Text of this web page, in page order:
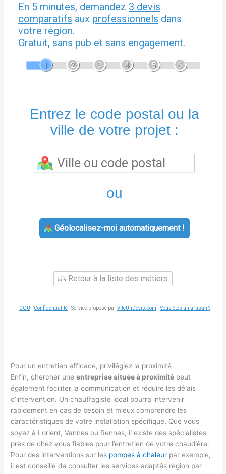
En 5 minutes, demandez 3 devis
comparatifs aux professionnels dans
votre région.
Gratuit, sans pub et sans engagement.
1 2 3 4 5 6
Entrez le code postal ou la
ville de votre projet :
ou
Géolocalisez-moi automatiquement !
Retour à la liste des métiers
CGU - Confidentialité- Service proposé parViteUnDevis.com -Vous êtes un artisan ?
Pour un entretien efficace, privilégiez la proximité
Enfin, chercher uneentreprise située à proximité peut
également faciliter la communication et réduire les délais
d’intervention. Un chauffagiste local pourra intervenir
rapidement en cas de besoin et mieux comprendre les
caractéristiques de votre installation spécifique. Que vous
soyez à Lorient, Vannes ou Rennes, il existe des spécialistes
près de chez vous fiables pour l’entretien de votre chaudière.
Pour des interventions sur les pompes à chaleur par exemple,
il est conseillé de consulter les services adaptés région par